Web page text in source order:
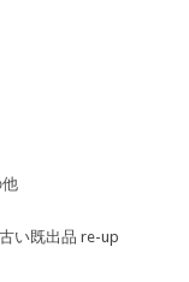
い既出品 re-up